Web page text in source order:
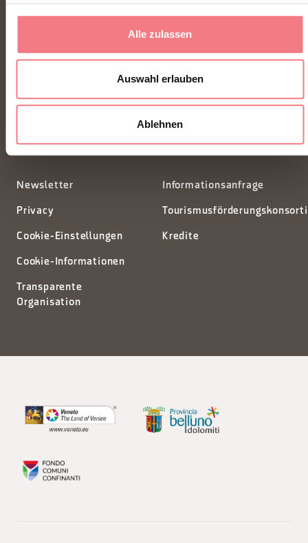
Alle zulassen
Auswahl erlauben
Ablehnen
FONDAZIONE DMO DOLOMITI BELLUNESI
Piazza Santo Stefano 15/17
32100 Belluno - Italia
segreteria@dmodolomiti.it
Newsletter
Privacy
Cookie-Einstellungen
Cookie-Informationen
Transparente
Organisation
Informationsanfrage
Kredite